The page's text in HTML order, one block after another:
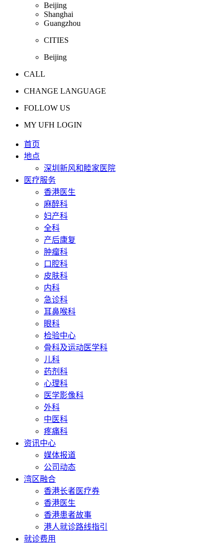
Beijing
Shanghai
Guangzhou
CITIES
Beijing
CALL
CHANGE LANGUAGE
FOLLOW US
MY UFH LOGIN
首页
地点
深圳新风和睦家医院
医疗服务
香港医生
麻醉科
妇产科
全科
产后康复
肿瘤科
口腔科
皮肤科
内科
急诊科
耳鼻喉科
眼科
检验中心
骨科及运动医学科
儿科
药剂科
心理科
医学影像科
外科
中医科
疼痛科
资讯中心
媒体报道
公司动态
湾区融合
香港长者医疗券
香港医生
香港患者故事
港人就诊路线指引
就诊费用